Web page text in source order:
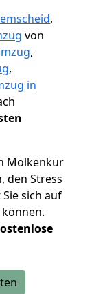
,
von
,
,
in
Molkenkur
den Stress
sich auf